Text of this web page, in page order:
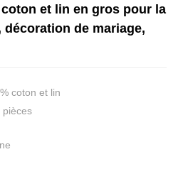
et lin en gros pour la
de mariage,
coton et lin
pièces